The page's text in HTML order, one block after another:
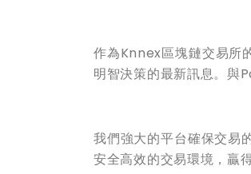
作為Knnex區塊鏈交易所
明智決策的最新訊息。與
我們強大的平台確保交易
安全高效的交易環境，贏